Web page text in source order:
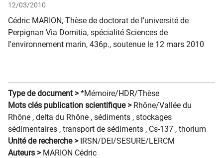
12/03/2010
Cédric MARION, Thèse de doctorat de l'université de
Perpignan Via Domitia, spécialité Sciences de
l'environnement marin, 436p., soutenue le 12 mars 2010
Type de document > *Mémoire/HDR/Thèse
Mots clés publication scientifique > Rhône/Vallée du
Rhône , delta du Rhône , sédiments , stockages
sédimentaires , transport de sédiments , Cs-137 , thorium
Unité de recherche > IRSN/DEI/SESURE/LERCM
Auteurs > MARION Cédric